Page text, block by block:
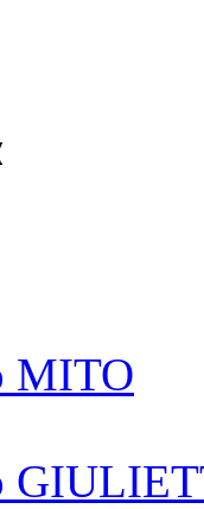
MITO